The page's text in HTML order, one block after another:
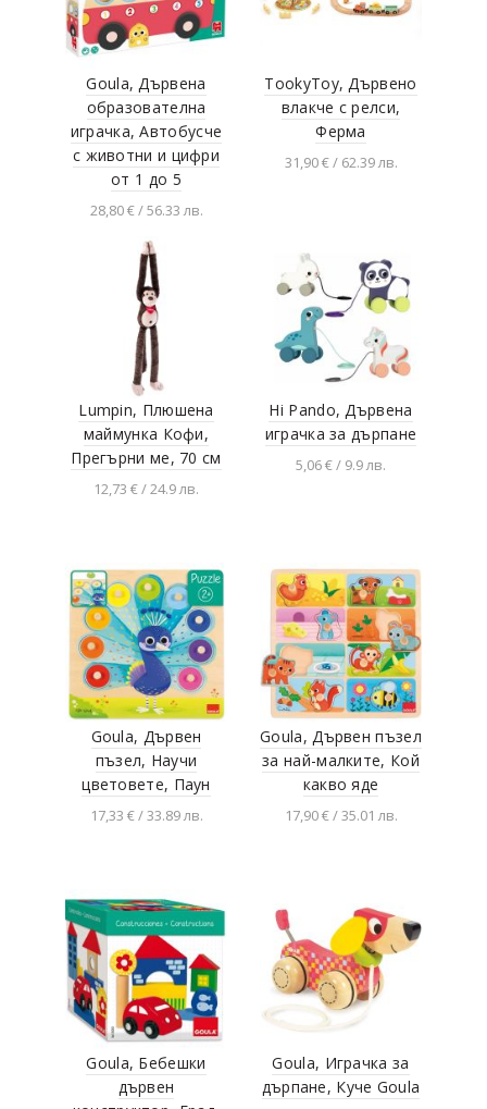
Moulin Roty
New Classic Toys
Niny
PlanToys
TookyToy
Viga toys
Woodyland
Goula, Дървена
образователна
играчка, Автобусче
с животни и цифри
от 1 до 5
28,80 € / 56.33 лв.
Добавяне в
количката
TookyToy, Дървено
влакче с релси,
Ферма
31,90 € / 62.39 лв.
Lumpin, Плюшена
маймунка Кофи,
Прегърни ме, 70 см
12,73 € / 24.9 лв.
Hi Pando, Дървена
играчка за дърпане
5,06 € / 9.9 лв.
Goula, Дървен
пъзел, Научи
цветовете, Паун
17,33 € / 33.89 лв.
Goula, Дървен пъзел
за най-малките, Кой
какво яде
17,90 € / 35.01 лв.
Goula, Бебешки
дървен
Goula, Играчка за
дърпане, Куче Goula